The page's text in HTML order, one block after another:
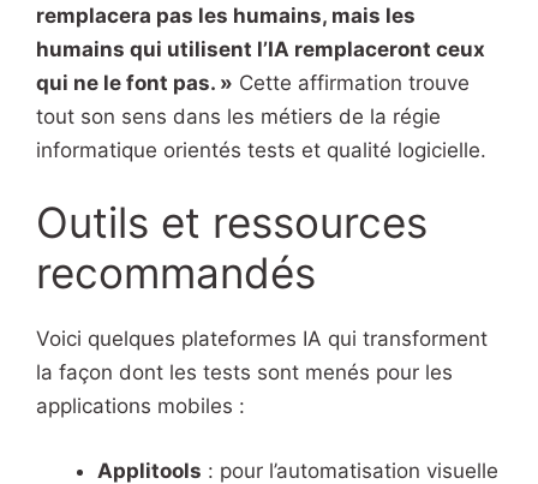
remplacera pas les humains, mais les
humains qui utilisent l’IA remplaceront ceux
qui ne le font pas. » Cette affirmation trouve
tout son sens dans les métiers de la régie
informatique orientés tests et qualité logicielle.
Outils et ressources
recommandés
Voici quelques plateformes IA qui transforment
la façon dont les tests sont menés pour les
applications mobiles :
Applitools : pour l’automatisation visuelle